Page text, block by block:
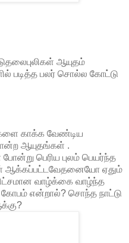
ஆயுதம்
படித்த பலர் சொல்ல கோட்டு
காக்க வேண்டிய
ஆயுதங்கள் .
பெரிய புலம் பெயர்ந்த
ஆக்கப்பட்டவேதனையோ ஏதும்
வாழ்க்கை வாழ்ந்த
என்றால்? சொந்த நாட்டு